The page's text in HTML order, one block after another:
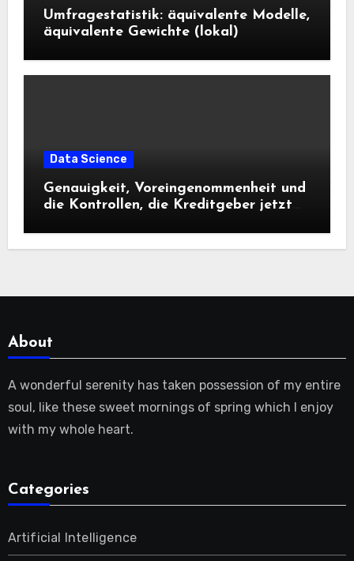
Umfragestatistik: äquivalente Modelle,
äquivalente Gewichte (lokal)
Data Science
Genauigkeit, Voreingenommenheit und
die Kontrollen, die Kreditgeber jetzt
About
A wonderful serenity has taken possession of my entire
soul, like these sweet mornings of spring which I enjoy
with my whole heart.
Categories
Artificial Intelligence